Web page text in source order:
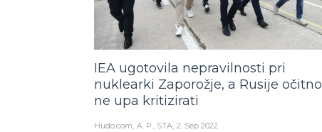
IEA ugotovila nepravilnosti pri
nuklearki Zaporožje, a Rusije očitno
ne upa kritizirati
Hudo.com A. P., STA 2. Sep 2022